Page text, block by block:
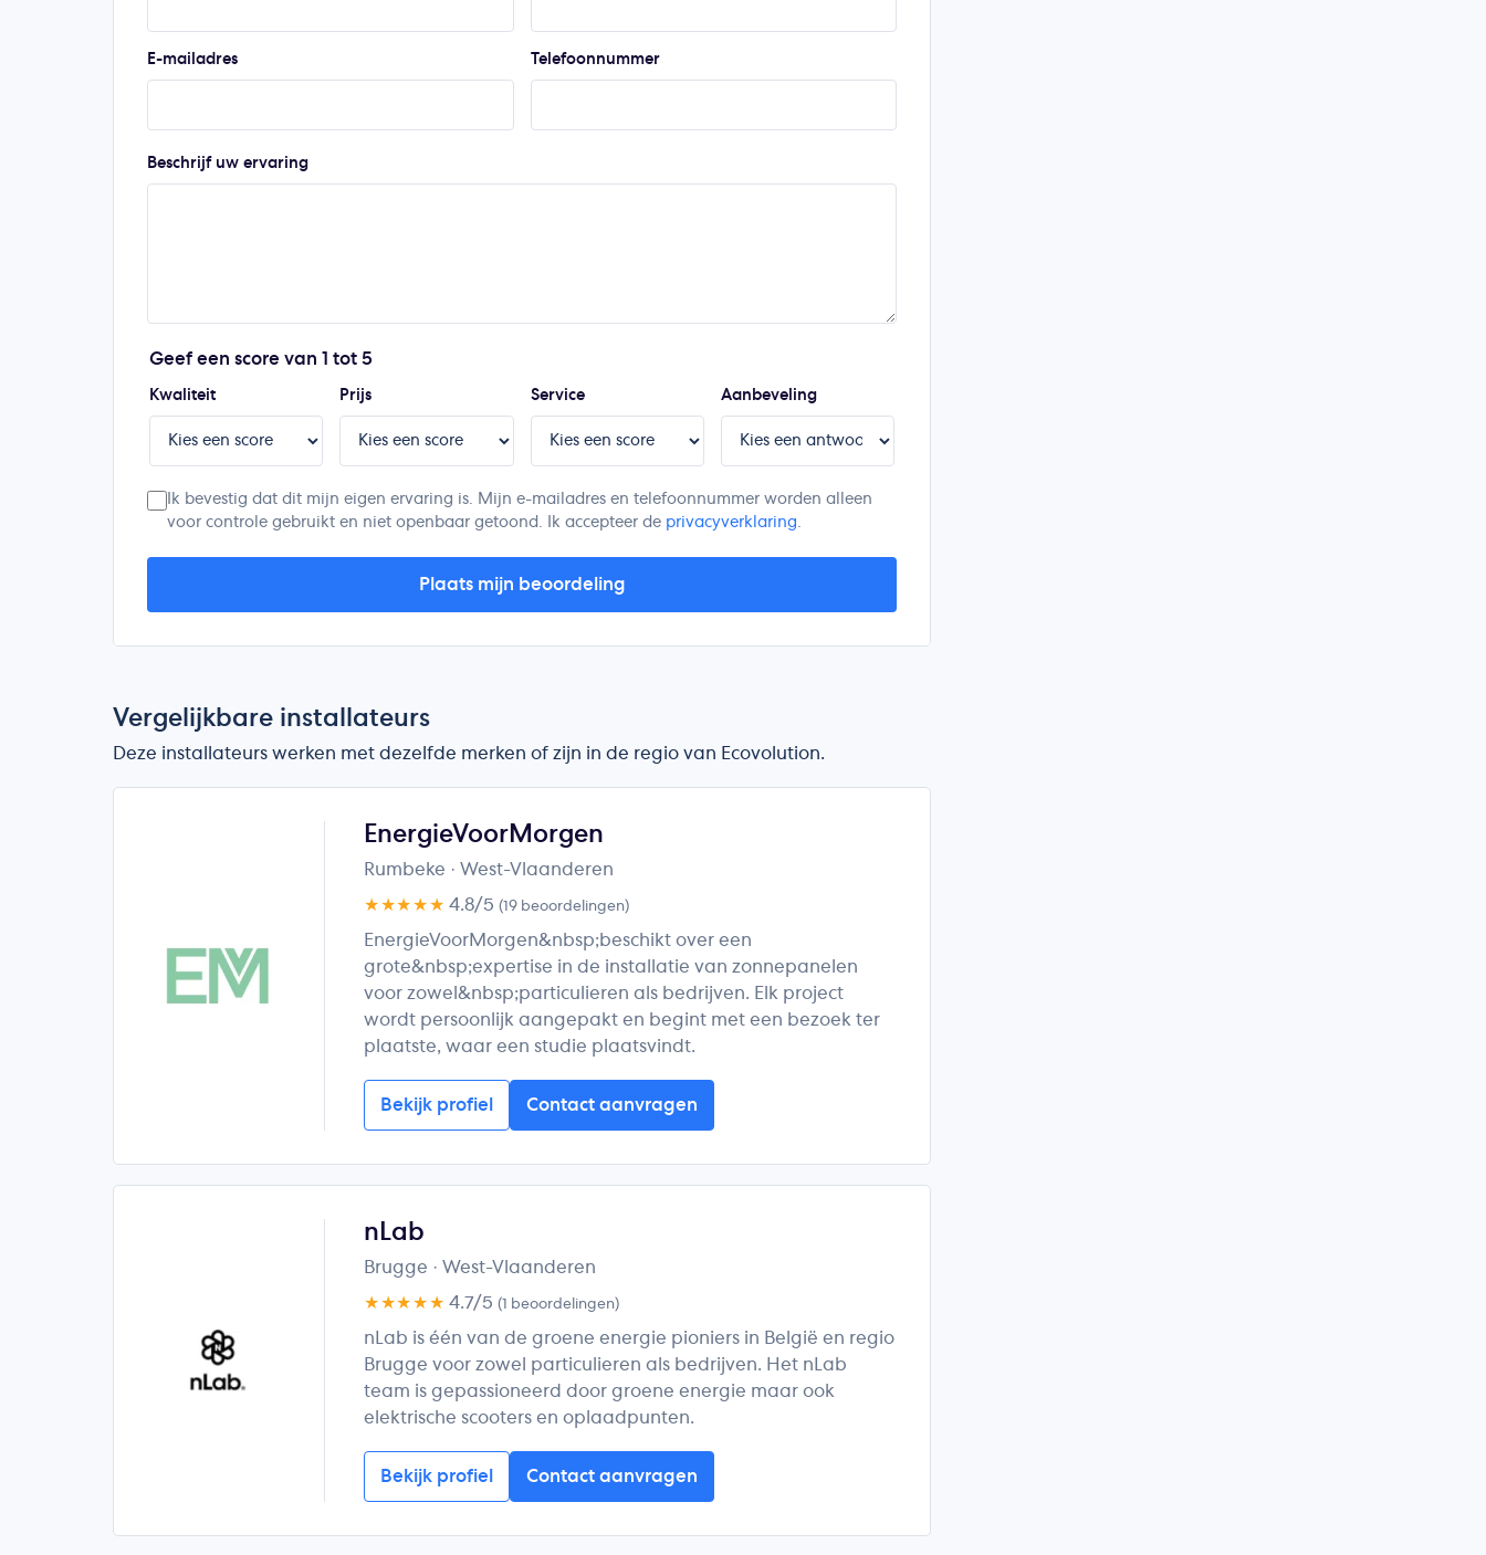
E-mailadres Telefoonnummer
Beschrijf uw ervaring
Geef een score van 1 tot 5
Kwaliteit Prijs Service Aanbeveling
Ik bevestig dat dit mijn eigen ervaring is. Mijn e-mailadres en telefoonnummer worden alleen
voor controle gebruikt en niet openbaar getoond. Ik accepteer de privacyverklaring.
Plaats mijn beoordeling
Vergelijkbare installateurs
Deze installateurs werken met dezelfde merken of zijn in de regio van Ecovolution.
EnergieVoorMorgen
Rumbeke · West-Vlaanderen
★★★★★ 4.8/5(19 beoordelingen)
EnergieVoorMorgen&nbsp;beschikt over een
grote&nbsp;expertise in de installatie van zonnepanelen
voor zowel&nbsp;particulieren als bedrijven. Elk project
wordt persoonlijk aangepakt en begint met een bezoek ter
plaatste, waar een studie plaatsvindt.
Bekijk profiel Contact aanvragen
nLab
Brugge · West-Vlaanderen
★★★★★ 4.7/5(1 beoordelingen)
nLab is één van de groene energie pioniers in België en regio
Brugge voor zowel particulieren als bedrijven. Het nLab
team is gepassioneerd door groene energie maar ook
elektrische scooters en oplaadpunten.
Bekijk profiel Contact aanvragen